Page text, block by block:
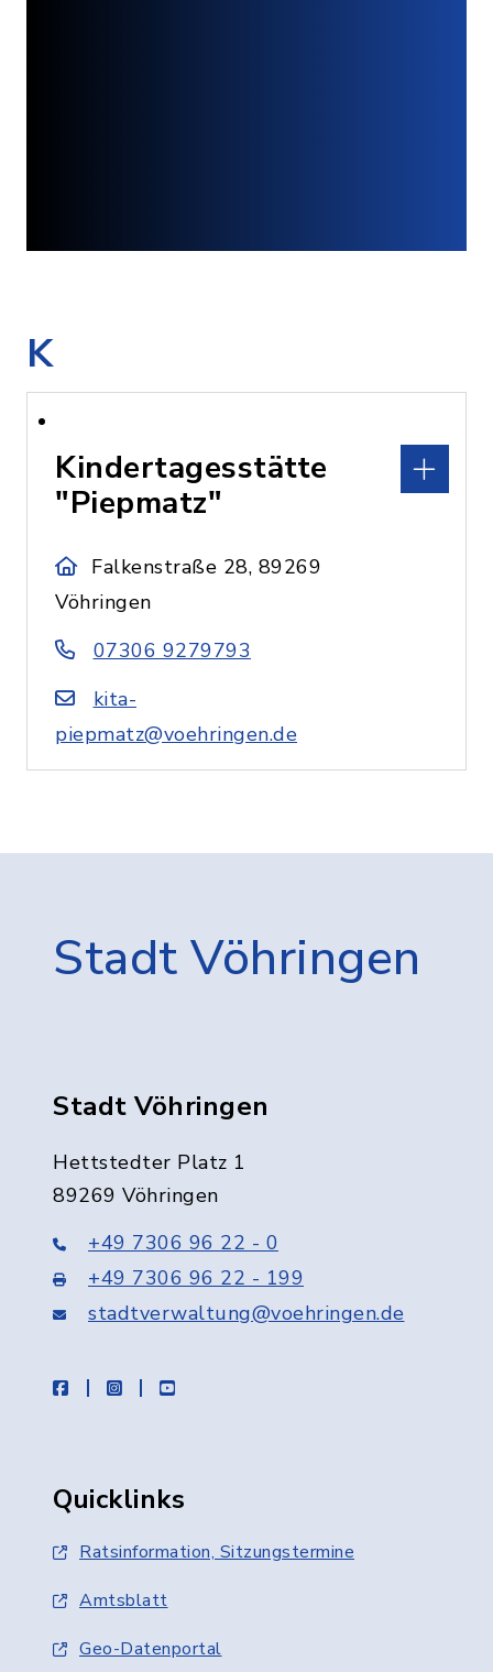
K
Kindertagesstätte
"Piepmatz"
Falkenstraße 28, 89269
Vöhringen
07306 9279793
kita-
piepmatz@voehringen.de
Stadt Vöhringen
Stadt Vöhringen
Hettstedter Platz 1
89269 Vöhringen
+49 7306 96 22 - 0
+49 7306 96 22 - 199
stadtverwaltung@voehringen.de
facebookinstagramyoutube
Quicklinks
Ratsinformation, Sitzungstermine
Amtsblatt
Geo-Datenportal